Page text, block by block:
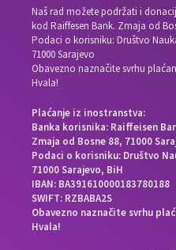
Naš rad možete podržati i
kod Raiffesen Bank. Zmaja od
Podaci o korisniku: Društvo
71000 Sarajevo
Obavezno naznačite svrhu
Hvala!
Plaćanje iz inostranstva:
Banka korisnika: Raiffeisen
Zmaja od Bosne 88, 71000
Podaci o korisniku: Društvo
71000 Sarajevo, BiH
IBAN: BA391610000183780188
SWIFT: RZBABA2S
Obavezno naznačite svrhu
Hvala!